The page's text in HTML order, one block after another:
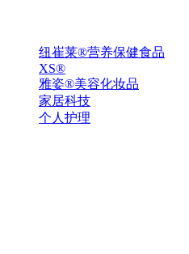
纽崔莱®营养保健食品
XS®
雅姿®美容化妆品
家居科技
个人护理